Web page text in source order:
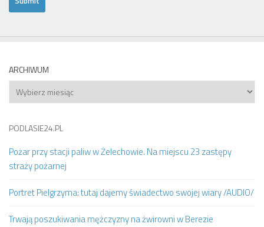
ARCHIWUM
Archiwum
PODLASIE24.PL
Pożar przy stacji paliw w Żelechowie. Na miejscu 23 zastępy
straży pożarnej
Portret Pielgrzyma: tutaj dajemy świadectwo swojej wiary /AUDIO/
Trwają poszukiwania mężczyzny na żwirowni w Berezie